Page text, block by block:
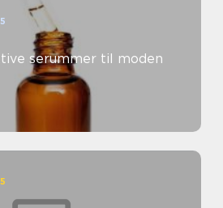
serummer til moden